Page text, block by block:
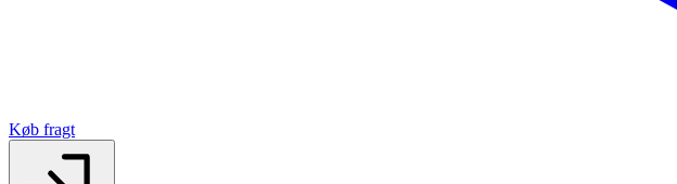
Køb fragt